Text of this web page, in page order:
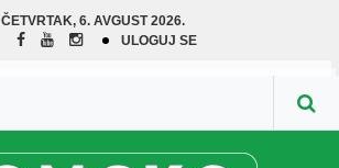
ČETVRTAK, 6. AVGUST 2026.
ULOGUJ SE